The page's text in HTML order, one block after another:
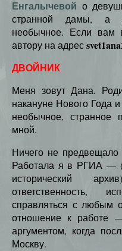
Енгалычевой о
странной дамы, а
необычное. Если вам
автору на адрес
ДВОЙНИК
Меня зовут Дана.
накануне Нового Года
необычное, странное
мной.
Ничего не предвещало
Работала я в РГИА —
исторический
ответственность,
справляться с любым
отношение к работе
аргументом, когда
Москву.